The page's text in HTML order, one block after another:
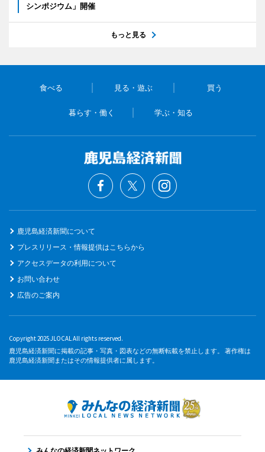
シンポジウム」開催
もっと見る
食べる 見る・遊ぶ 買う
暮らす・働く 学ぶ・知る
鹿児島経済新聞について
プレスリリース・情報提供はこちらから
アクセスデータの利用について
お問い合わせ
広告のご案内
Copyright 2025 JLOCAL All rights reserved.
鹿児島経済新聞に掲載の記事・写真・図表などの無断転載を禁止します。 著作権は
鹿児島経済新聞またはその情報提供者に属します。
みんなの経済新聞ネットワーク